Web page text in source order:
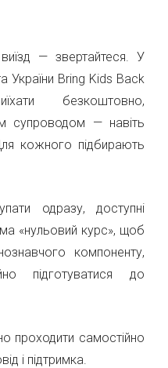
— звертайтеся. У
України Bring Kids Back
безкоштовно,
супроводом — навіть
кожного підбирають
одразу, доступні
«нульовий курс», щоб
компоненту,
підготуватися до
проходити самостійно
і підтримка.